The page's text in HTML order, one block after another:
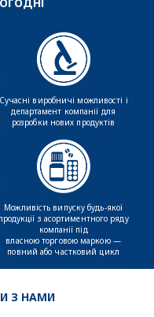
Сучасні виробничі можливості і
департамент компанії для
розробки нових продуктів
Можливість випуску будь-якої
продукції з асортиментного ряду
компанії під
власною торговою маркою —
повний або частковий цикл
З НАМИ